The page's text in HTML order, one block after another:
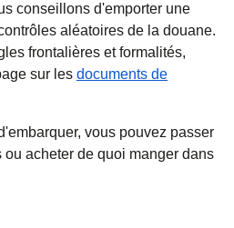
conseillons d'emporter une
aléatoires de la douane.
frontalières et formalités,
sur les documents de
vous pouvez passer
acheter de quoi manger dans